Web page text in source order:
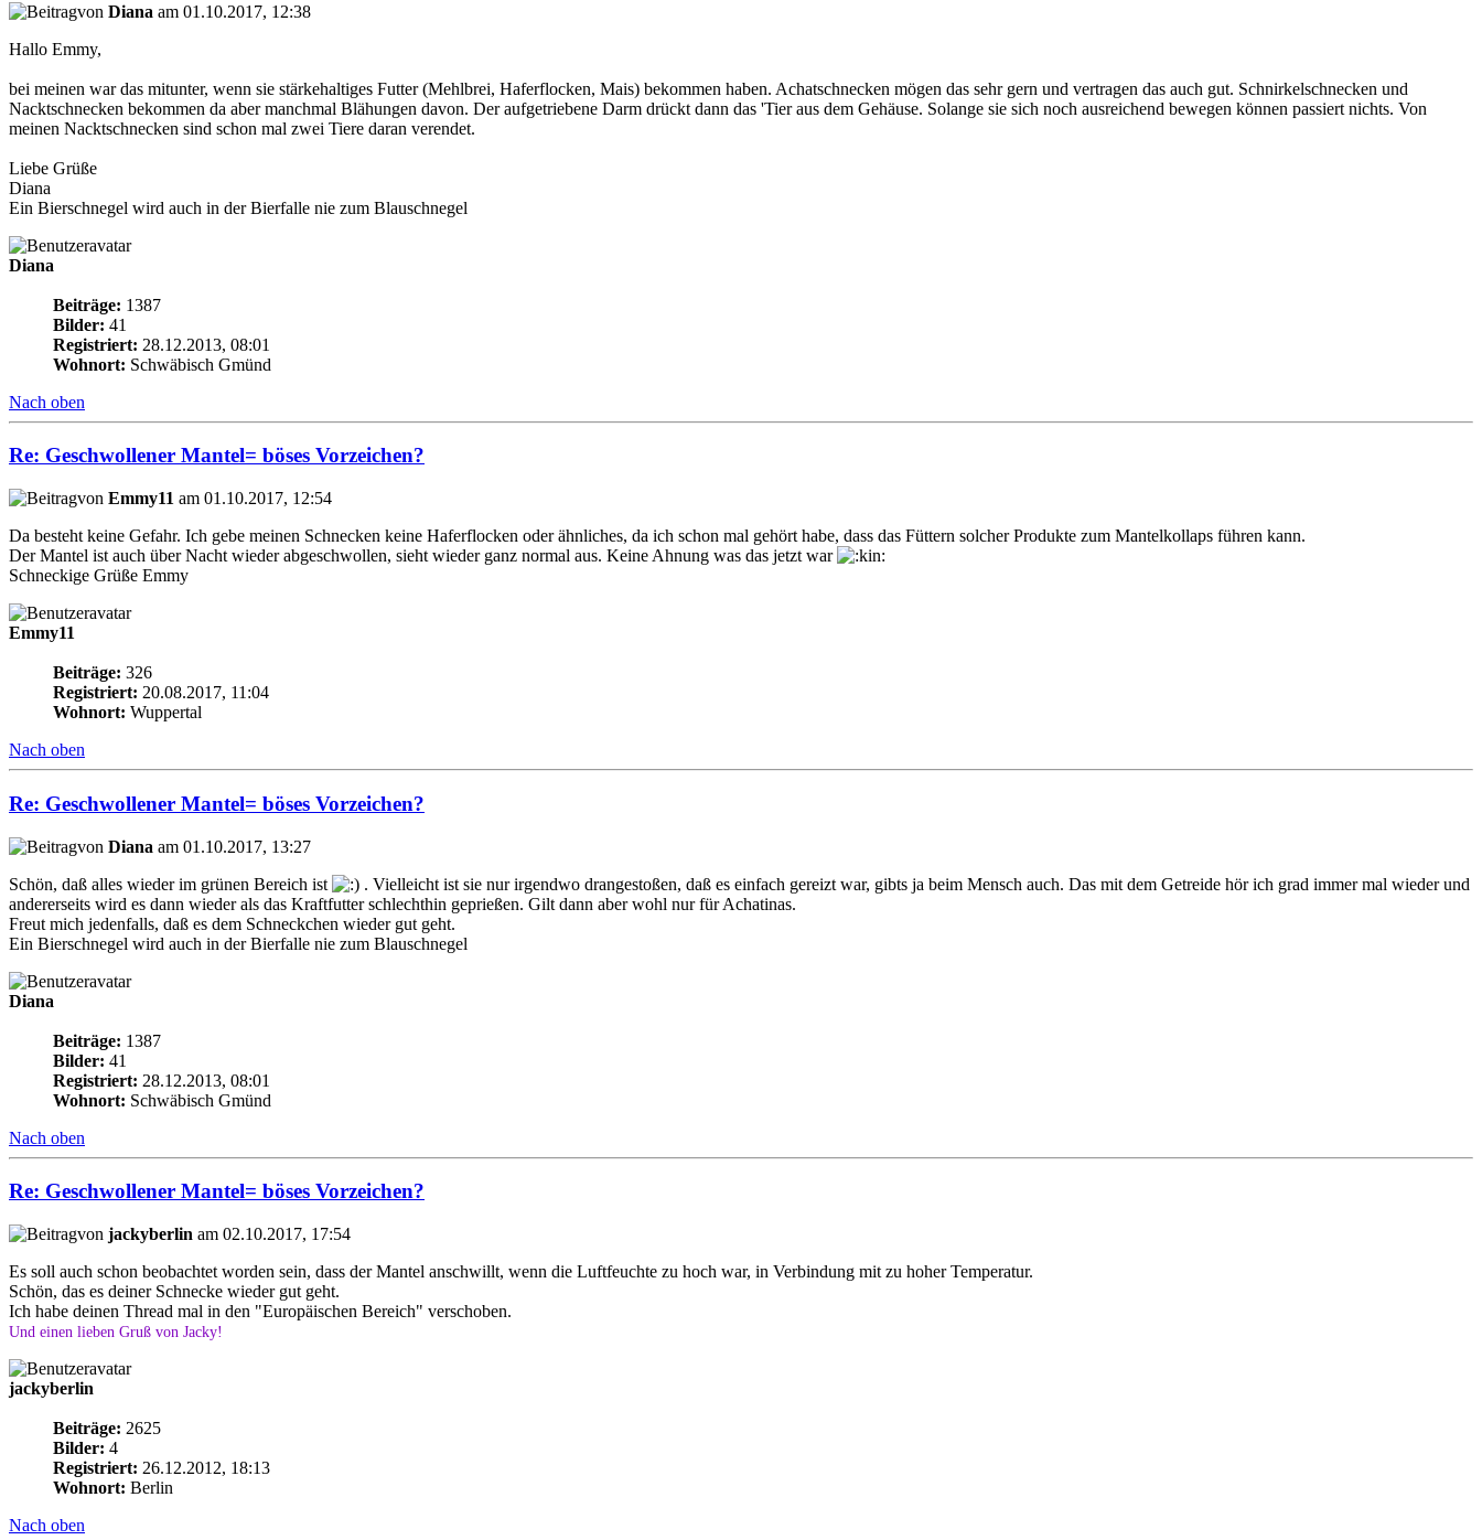
von Diana am 01.10.2017, 12:38
Hallo Emmy,
bei meinen war das mitunter, wenn sie stärkehaltiges Futter (Mehlbrei, Haferflocken, Mais) bekommen haben. Achatschnecken mögen das sehr gern und vertragen das auch gut. Schnirkelschnecken und
Nacktschnecken bekommen da aber manchmal Blähungen davon. Der aufgetriebene Darm drückt dann das 'Tier aus dem Gehäuse. Solange sie sich noch ausreichend bewegen können passiert nichts. Von
meinen Nacktschnecken sind schon mal zwei Tiere daran verendet.
Liebe Grüße
Diana
Ein Bierschnegel wird auch in der Bierfalle nie zum Blauschnegel
Diana
Beiträge: 1387
Bilder: 41
Registriert: 28.12.2013, 08:01
Wohnort: Schwäbisch Gmünd
Nach oben
Re: Geschwollener Mantel= böses Vorzeichen?
von Emmy11 am 01.10.2017, 12:54
Da besteht keine Gefahr. Ich gebe meinen Schnecken keine Haferflocken oder ähnliches, da ich schon mal gehört habe, dass das Füttern solcher Produkte zum Mantelkollaps führen kann.
Der Mantel ist auch über Nacht wieder abgeschwollen, sieht wieder ganz normal aus. Keine Ahnung was das jetzt war
Schneckige Grüße Emmy
Emmy11
Beiträge: 326
Registriert: 20.08.2017, 11:04
Wohnort: Wuppertal
Nach oben
Re: Geschwollener Mantel= böses Vorzeichen?
von Diana am 01.10.2017, 13:27
Schön, daß alles wieder im grünen Bereich ist
. Vielleicht ist sie nur irgendwo drangestoßen, daß es einfach gereizt war, gibts ja beim Mensch auch. Das mit dem Getreide hör ich grad immer mal wieder und
andererseits wird es dann wieder als das Kraftfutter schlechthin geprießen. Gilt dann aber wohl nur für Achatinas.
Freut mich jedenfalls, daß es dem Schneckchen wieder gut geht.
Ein Bierschnegel wird auch in der Bierfalle nie zum Blauschnegel
Diana
Beiträge: 1387
Bilder: 41
Registriert: 28.12.2013, 08:01
Wohnort: Schwäbisch Gmünd
Nach oben
Re: Geschwollener Mantel= böses Vorzeichen?
von jackyberlin am 02.10.2017, 17:54
Es soll auch schon beobachtet worden sein, dass der Mantel anschwillt, wenn die Luftfeuchte zu hoch war, in Verbindung mit zu hoher Temperatur.
Schön, das es deiner Schnecke wieder gut geht.
Ich habe deinen Thread mal in den "Europäischen Bereich" verschoben.
Und einen lieben Gruß von Jacky!
jackyberlin
Beiträge: 2625
Bilder: 4
Registriert: 26.12.2012, 18:13
Wohnort: Berlin
Nach oben